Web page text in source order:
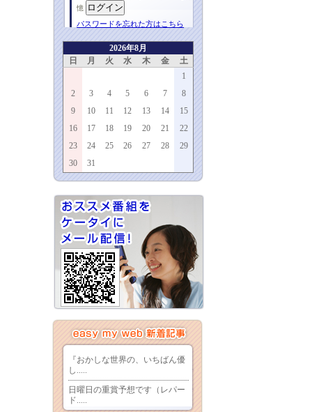
憶
パスワードを忘れた方はこちら
2026年8月
日
月 火 水 木 金
土
1
2
3 4 5 6 7
8
9
10 11 12 13 14
15
16
17 18 19 20 21
22
23
24 25 26 27 28
29
30
31